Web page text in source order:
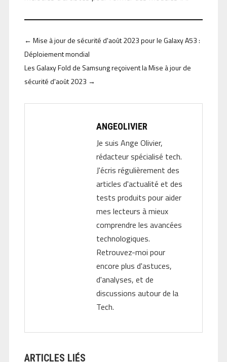
← Mise à jour de sécurité d'août 2023 pour le Galaxy A53 :
Déploiement mondial
Les Galaxy Fold de Samsung reçoivent la Mise à jour de
sécurité d'août 2023 →
ANGEOLIVIER
Je suis Ange Olivier,
rédacteur spécialisé tech.
J'écris régulièrement des
articles d'actualité et des
tests produits pour aider
mes lecteurs à mieux
comprendre les avancées
technologiques.
Retrouvez-moi pour
encore plus d'astuces,
d'analyses, et de
discussions autour de la
Tech.
ARTICLES LIÉS